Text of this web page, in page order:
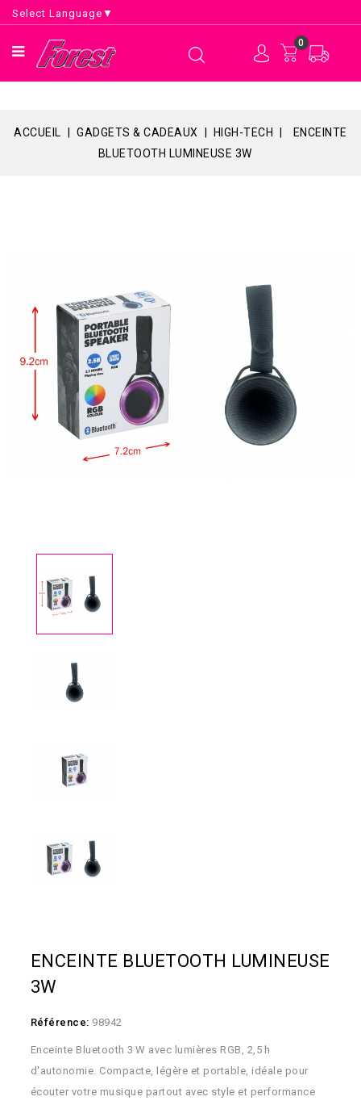
Select Language ▼
0
ACCUEIL GADGETS & CADEAUX HIGH-TECH
ENCEINTE
BLUETOOTH LUMINEUSE 3W
ENCEINTE BLUETOOTH LUMINEUSE
3W
Référence: 98942
Enceinte Bluetooth 3 W avec lumières RGB, 2,5 h
d'autonomie. Compacte, légère et portable, idéale pour
écouter votre musique partout avec style et performance